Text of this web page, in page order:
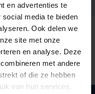
en advertenties te
media te bieden
Ook delen we
site met onze
en analyse. Deze
met andere
of die ze hebben
van hun services.